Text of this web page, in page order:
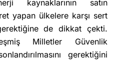
kaynaklarının satın
yapan ülkelere karşı sert
de dikkat çekti.
Milletler Güvenlik
gerektiğini